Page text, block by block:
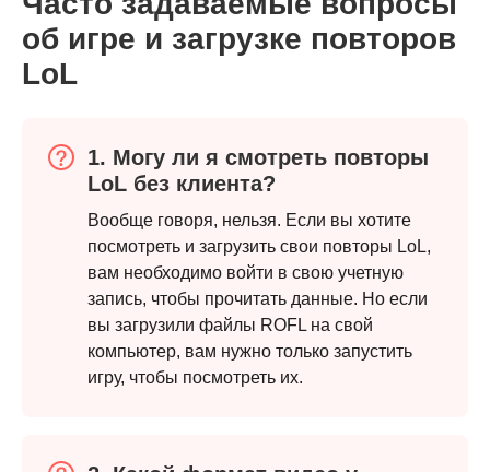
об игре и загрузке повторов
LoL
1. Могу ли я смотреть повторы
LoL без клиента?
Вообще говоря, нельзя. Если вы хотите
посмотреть и загрузить свои повторы LoL,
вам необходимо войти в свою учетную
запись, чтобы прочитать данные. Но если
вы загрузили файлы ROFL на свой
компьютер, вам нужно только запустить
игру, чтобы посмотреть их.